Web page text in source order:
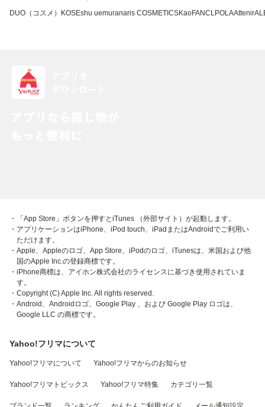
DUO（コスメ） KOSEshu uemuranaris COSMETICSKaoFANCLPOLAAttenir
・「App Store」ボタンを押すとiTunes （外部サイト）が起動します。
・アプリケーションはiPhone、iPod touch、iPadまたはAndroidでご利用い
ただけます。
・Apple、Appleのロゴ、App Store、iPodのロゴ、iTunesは、米国および他
国のApple Inc.の登録商標です。
・iPhone商標は、アイホン株式会社のライセンスに基づき使用されていま
す。
・Copyright (C) Apple Inc. All rights reserved.
・Android、Androidロゴ、Google Play 、および Google Play ロゴは、
Google LLC の商標です。
Yahoo!フリマについて
Yahoo!フリマについて Yahoo!フリマからのお知らせ
Yahoo!フリマトピックス Yahoo!フリマ特集 カテゴリ一覧